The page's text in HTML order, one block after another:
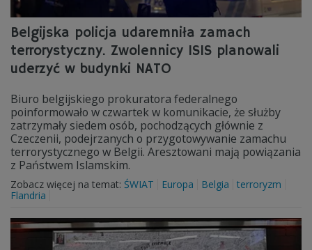
Belgijska policja udaremniła zamach
terrorystyczny. Zwolennicy ISIS planowali
uderzyć w budynki NATO
Biuro belgijskiego prokuratora federalnego
poinformowało w czwartek w komunikacie, że służby
zatrzymały siedem osób, pochodzących głównie z
Czeczenii, podejrzanych o przygotowywanie zamachu
terrorystycznego w Belgii. Aresztowani mają powiązania
z Państwem Islamskim.
Zobacz więcej na temat: ŚWIAT Europa Belgia
terroryzm
Flandria